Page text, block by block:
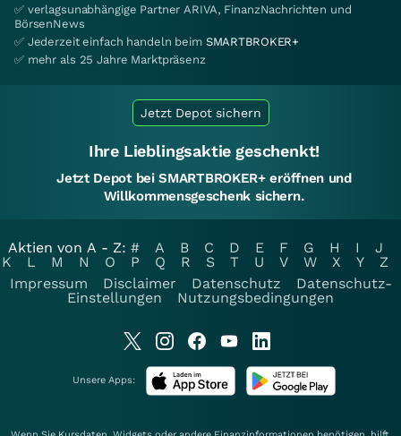
✅ verlagsunabhängige Partner ARIVA, FinanzNachrichten und
BörsenNews
✅ Jederzeit einfach handeln beim SMARTBROKER+
✅ mehr als 25 Jahre Marktpräsenz
Jetzt Depot sichern
Ihre Lieblingsaktie geschenkt!
Jetzt Depot bei SMARTBROKER+ eröffnen und
Willkommensgeschenk sichern.
Aktien von A - Z: # A B C D E F G H I
J
K
L M N O P Q R S T U V W X Y
Z
Impressum
Disclaimer Datenschutz
Datenschutz-
Einstellungen
Nutzungsbedingungen
Unsere Apps: